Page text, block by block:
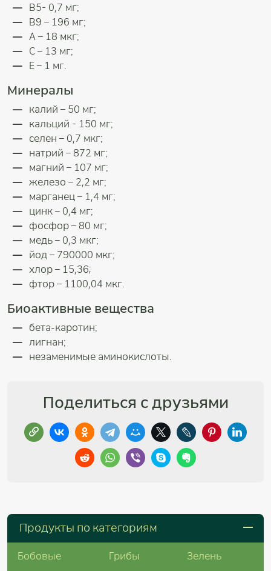
В5- 0,7 мг;
В9 – 196 мг;
А – 18 мкг;
С – 13 мг;
Е – 1 мг.
Минералы
калий – 50 мг;
кальций - 150 мг;
селен – 0,7 мкг;
натрий – 872 мг;
магний – 107 мг;
железо – 2,2 мг;
марганец – 1,4 мг;
цинк – 0,4 мг;
фосфор – 80 мг;
медь – 0,3 мкг;
йод – 790000 мкг;
хлор – 15,36;
фтор – 1100,04 мкг.
Биоактивные вещества
бета-каротин;
лигнан;
незаменимые аминокислоты.
Поделиться с друзьями
Продукты по категориям
Бобовые Грибы
Зелень